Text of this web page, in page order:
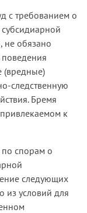
и банком
меры по
сторонами
денежных
с требованием о
не обязано
поведения
(вредные)
следственную
Бремя
к
спорам о
следующих
из условий для